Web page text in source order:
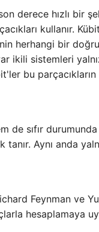
derece hızlı bir
kullanır.
herhangi bir
ikili sistemleri
bu
de sıfır
tanır. Aynı anda
Feynman ve
hesaplamaya